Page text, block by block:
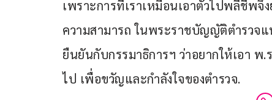
เพราะการที่เราเหมือนเอาตัวไปพลีชีพ
ความสามารถ ในพระราชบัญญัติตำรวจแ
ยืนยันกับกรรมาธิการฯ ว่าอยากให้เอา พ.
ไป เพื่อขวัญและกำลังใจของตำรวจ.